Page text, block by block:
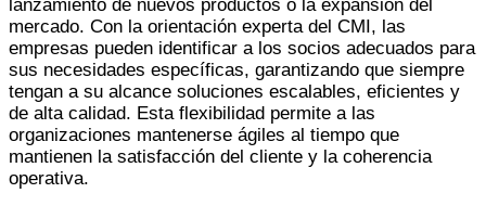
lanzamiento de nuevos productos o la expansión del
mercado. Con la orientación experta del CMI, las
empresas pueden identificar a los socios adecuados para
sus necesidades específicas, garantizando que siempre
tengan a su alcance soluciones escalables, eficientes y
de alta calidad. Esta flexibilidad permite a las
organizaciones mantenerse ágiles al tiempo que
mantienen la satisfacción del cliente y la coherencia
operativa.